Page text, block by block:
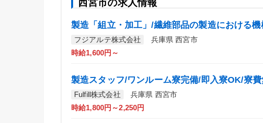
西宮市の求人情報
製造「組立・加工」/繊維部品の製造における
フジアルテ株式会社
兵庫県 西宮市
時給1,600円～
製造スタッフ/ワンルーム寮完備/即入寮OK/寮
Fulfill株式会社
兵庫県 西宮市
時給1,800円～2,250円